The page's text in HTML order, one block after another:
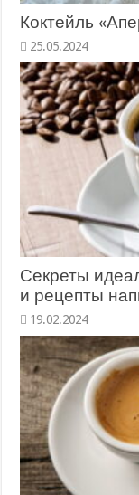
Коктейль
25.05.2024
Секреты
и рецепты
19.02.2024